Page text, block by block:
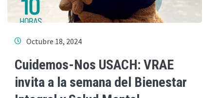
Octubre 18, 2024
Cuidemos-Nos USACH: VRAE
invita a la semana del Bienestar